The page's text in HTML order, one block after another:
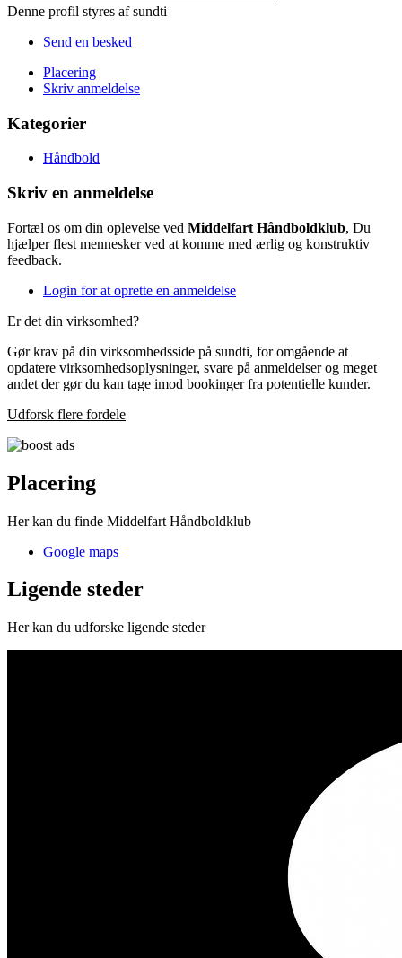
Denne profil styres af sundti
Send en besked
Placering
Skriv anmeldelse
Kategorier
Håndbold
Skriv en anmeldelse
Fortæl os om din oplevelse ved Middelfart Håndboldklub, Du
hjælper flest mennesker ved at komme med ærlig og konstruktiv
feedback.
Login for at oprette en anmeldelse
Er det din virksomhed?
Gør krav på din virksomhedsside på sundti, for omgående at
opdatere virksomhedsoplysninger, svare på anmeldelser og meget
andet der gør du kan tage imod bookinger fra potentielle kunder.
Udforsk flere fordele
Placering
Her kan du finde Middelfart Håndboldklub
Google maps
Ligende steder
Her kan du udforske ligende steder